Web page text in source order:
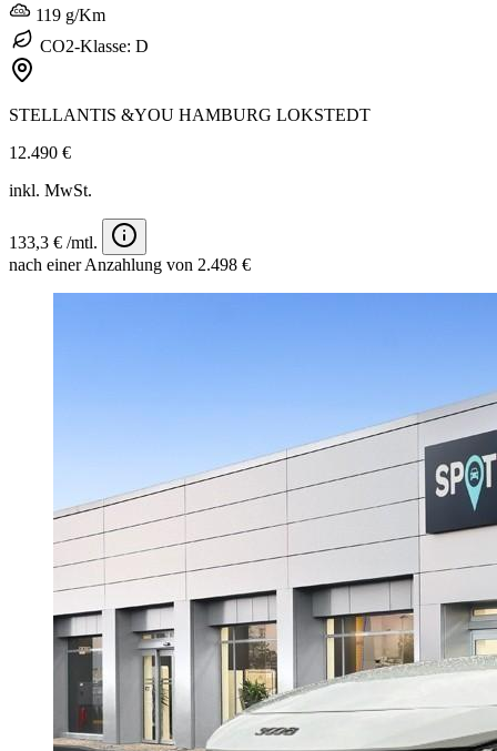
119 g/Km
CO2-Klasse: D
STELLANTIS &YOU HAMBURG LOKSTEDT
12.490 €
inkl. MwSt.
133,3 € /mtl.
nach einer Anzahlung von 2.498 €